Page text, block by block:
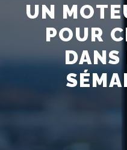
UN
POUR
DANS